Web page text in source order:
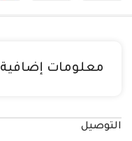
معلومات إضافية
التوصيل